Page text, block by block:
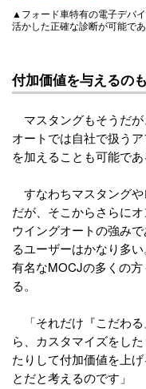
▲フォード車特有の電子デバ
活かした正確な診断が可能であ
付加価値を与えるの
マスタングもそうだ
オートでは自社で扱う
を加えることも可能であ
すなわちマスタング
だが、そこからさらに
ウイングオートの強み
るユーザーはかなり多
有名なMOCJの多くの
る。
「それだけ『こだわ
ら、カスタマイズをし
たりして付加価値を上
とだと考えるのです」